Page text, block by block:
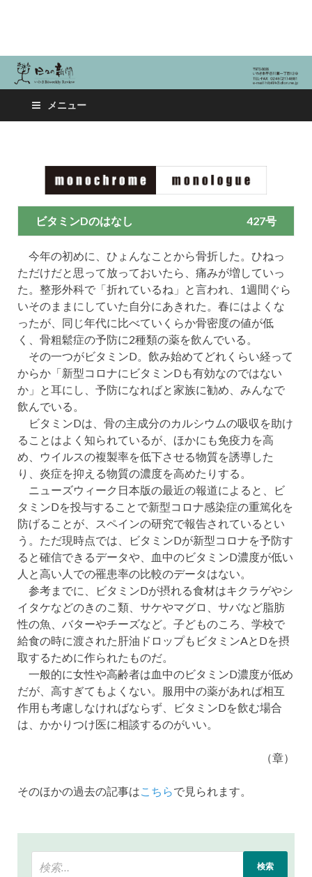
日々の新聞
メニュー
ビタミンDのはなし 427号
今年の初めに、ひょんなことから骨折した。ひねっ
ただけだと思って放っておいたら、痛みが増していっ
た。整形外科で「折れているね」と言われ、1週間ぐら
いそのままにしていた自分にあきれた。春にはよくな
ったが、同じ年代に比べていくらか骨密度の値が低
く、骨粗鬆症の予防に2種類の薬を飲んでいる。
その一つがビタミンD。飲み始めてどれくらい経って
からか「新型コロナにビタミンDも有効なのではない
か」と耳にし、予防になればと家族に勧め、みんなで
飲んでいる。
ビタミンDは、骨の主成分のカルシウムの吸収を助け
ることはよく知られているが、ほかにも免疫力を高
め、ウイルスの複製率を低下させる物質を誘導した
り、炎症を抑える物質の濃度を高めたりする。
ニューズウィーク日本版の最近の報道によると、ビ
タミンDを投与することで新型コロナ感染症の重篤化を
防げることが、スペインの研究で報告されているとい
う。ただ現時点では、ビタミンDが新型コロナを予防す
ると確信できるデータや、血中のビタミンD濃度が低い
人と高い人での罹患率の比較のデータはない。
参考までに、ビタミンDが摂れる食材はキクラゲやシ
イタケなどのきのこ類、サケやマグロ、サバなど脂肪
性の魚、バターやチーズなど。子どものころ、学校で
給食の時に渡された肝油ドロップもビタミンAとDを摂
取するために作られたものだ。
一般的に女性や高齢者は血中のビタミンD濃度が低め
だが、高すぎてもよくない。服用中の薬があれば相互
作用も考慮しなければならず、ビタミンDを飲む場合
は、かかりつけ医に相談するのがいい。
（章）
そのほかの過去の記事はこちらで見られます。